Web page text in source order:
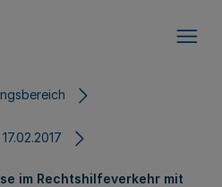
im Rechtshilfeverkehr mit